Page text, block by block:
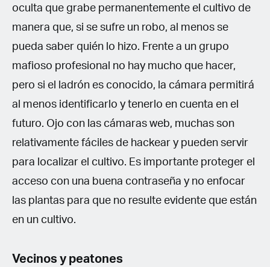
oculta que grabe permanentemente el cultivo de
manera que, si se sufre un robo, al menos se
pueda saber quién lo hizo. Frente a un grupo
mafioso profesional no hay mucho que hacer,
pero si el ladrón es conocido, la cámara permitirá
al menos identificarlo y tenerlo en cuenta en el
futuro. Ojo con las cámaras web, muchas son
relativamente fáciles de hackear y pueden servir
para localizar el cultivo. Es importante proteger el
acceso con una buena contraseña y no enfocar
las plantas para que no resulte evidente que están
en un cultivo.
Vecinos y peatones